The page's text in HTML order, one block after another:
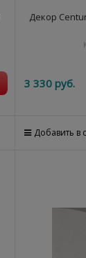
Декор
3 330 руб.
Добавить в